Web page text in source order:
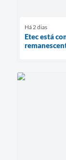
Há 2 dias
Etec está